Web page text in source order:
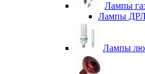
Лампы
Лампы
Лампы